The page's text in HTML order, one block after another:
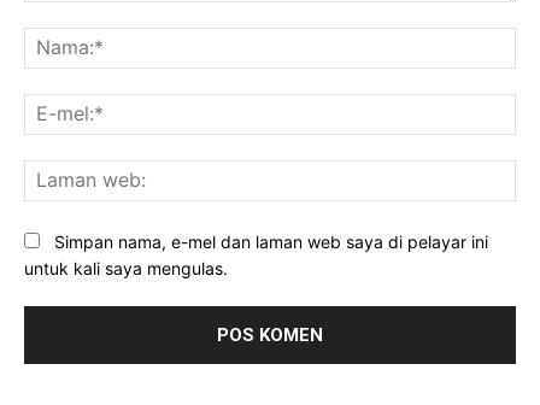
Simpan nama, e-mel dan laman web saya di pelayar ini
untuk kali saya mengulas.